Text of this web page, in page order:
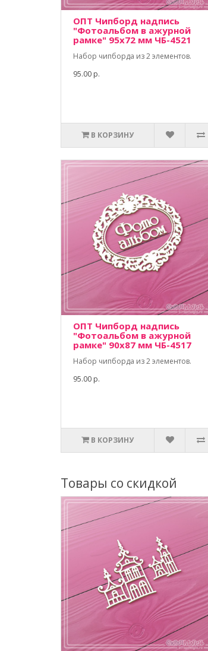
ОПТ Чипборд надпись
"Фотоальбом в ажурной
рамке" 95х72 мм ЧБ-4521
Набор чипборда из 2 элементов.
95.00 р.
В КОРЗИНУ
ОПТ Чипборд надпись
"Фотоальбом в ажурной
рамке" 90х87 мм ЧБ-4517
Набор чипборда из 2 элементов.
95.00 р.
В КОРЗИНУ
Товары со скидкой